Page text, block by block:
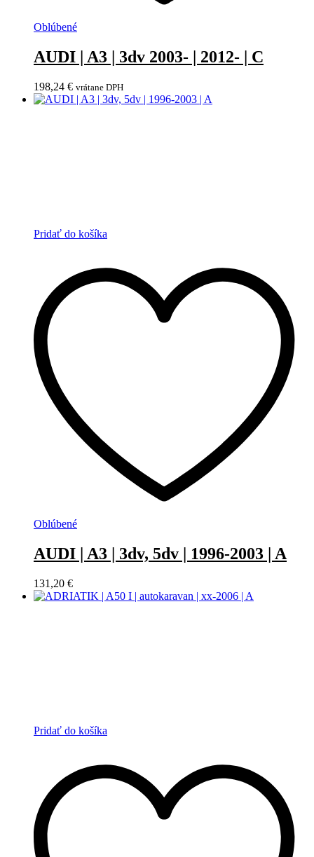
Oblúbené
AUDI | A3 | 3dv 2003- | 2012- | C
198,24 € vrátane DPH
Pridať do košíka
Oblúbené
AUDI | A3 | 3dv, 5dv | 1996-2003 | A
131,20 €
Pridať do košíka